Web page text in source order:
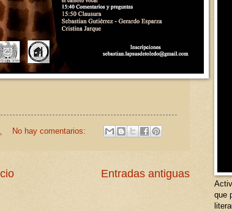
No hay comentarios:
Entradas antiguas
que